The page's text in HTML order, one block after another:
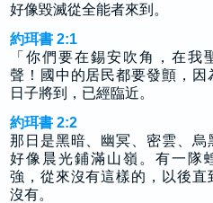
好像毀滅從全能者來到。
約珥書 2:1
「你們要在錫安吹角，在我
聲！國中的居民都要發顫，因
日子將到，已經臨近。
約珥書 2:2
那日是黑暗、幽冥、密雲、烏
好像晨光鋪滿山嶺。有一隊
強，從來沒有這樣的，以後直
沒有。